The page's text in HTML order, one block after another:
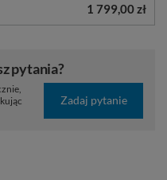
zakupu do
domowym,
1 799,00 zł
pytania?
Zadaj pytanie